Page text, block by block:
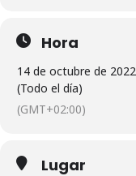
Hora
14 de octubre de 2022
(Todo el día)
(GMT+02:00)
Lugar